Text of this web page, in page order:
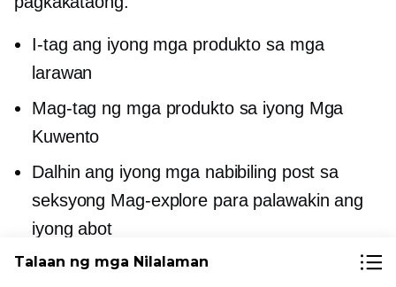
I-tag ang iyong mga produkto sa mga
larawan
Mag-tag ng mga produkto sa iyong Mga
Kuwento
Dalhin ang iyong mga nabibiling post sa
seksyong Mag-explore para palawakin ang
iyong abot
Makatanggap ng espesyal na tab para sa
Talaan ng mga Nilalaman